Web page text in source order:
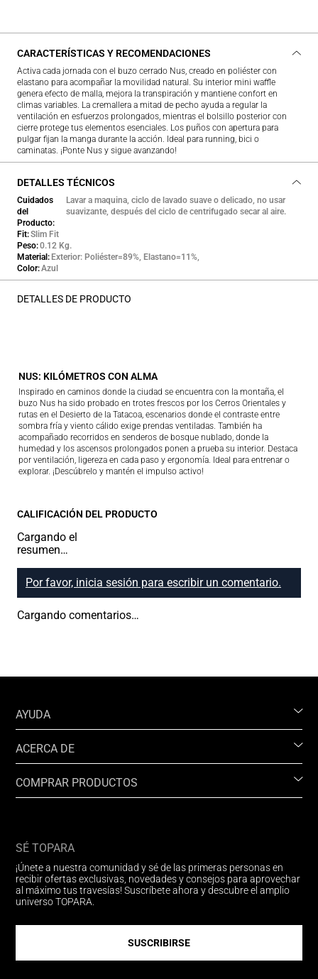
CARACTERÍSTICAS Y RECOMENDACIONES
Activa cada jornada con el buzo cerrado Nus, creado en poliéster con
elastano para acompañar la movilidad natural. Su interior mini waffle
genera efecto de malla, mejora la transpiración y mantiene confort en
climas variables. La cremallera a mitad de pecho ayuda a regular la
ventilación en esfuerzos prolongados, mientras el bolsillo posterior con
cierre protege tus elementos esenciales. Los puños con apertura para
pulgar fijan la manga durante la acción. Ideal para running, bici o
caminatas. ¡Ponte Nus y sigue avanzando!
DETALLES TÉCNICOS
Cuidados
del
Producto
Lavar a maquina, ciclo de lavado suave o delicado, no usar
suavizante, después del ciclo de centrifugado secar al aire.
Fit Slim Fit
Peso 0.12 Kg.
Material
Exterior: Poliéster=89%, Elastano=11%,
Color Azul
DETALLES DE PRODUCTO
NUS: KILÓMETROS CON ALMA
Inspirado en caminos donde la ciudad se encuentra con la montaña, el
buzo Nus ha sido probado en trotes frescos por los Cerros Orientales y
rutas en el Desierto de la Tatacoa, escenarios donde el contraste entre
sombra fría y viento cálido exige prendas ventiladas. También ha
acompañado recorridos en senderos de bosque nublado, donde la
humedad y los ascensos prolongados ponen a prueba su interior. Destaca
por ventilación, ligereza en cada paso y ergonomía. Ideal para entrenar o
explorar. ¡Descúbrelo y mantén el impulso activo!
CALIFICACIÓN DEL PRODUCTO
Cargando el
resumen…
Por favor, inicia sesión para escribir un comentario.
Cargando comentarios…
AYUDA
ACERCA DE
COMPRAR PRODUCTOS
SÉ TOPARA
¡Únete a nuestra comunidad y sé de las primeras personas en
recibir ofertas exclusivas, novedades y consejos para aprovechar
al máximo tus travesías! Suscríbete ahora y descubre el amplio
universo TOPARA.
SUSCRIBIRSE